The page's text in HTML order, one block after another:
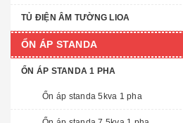
TỦ ĐIỆN ÂM TƯỜNG LIOA
ỔN ÁP STANDA
ỔN ÁP STANDA 1 PHA
Ổn áp standa 5kva 1 pha